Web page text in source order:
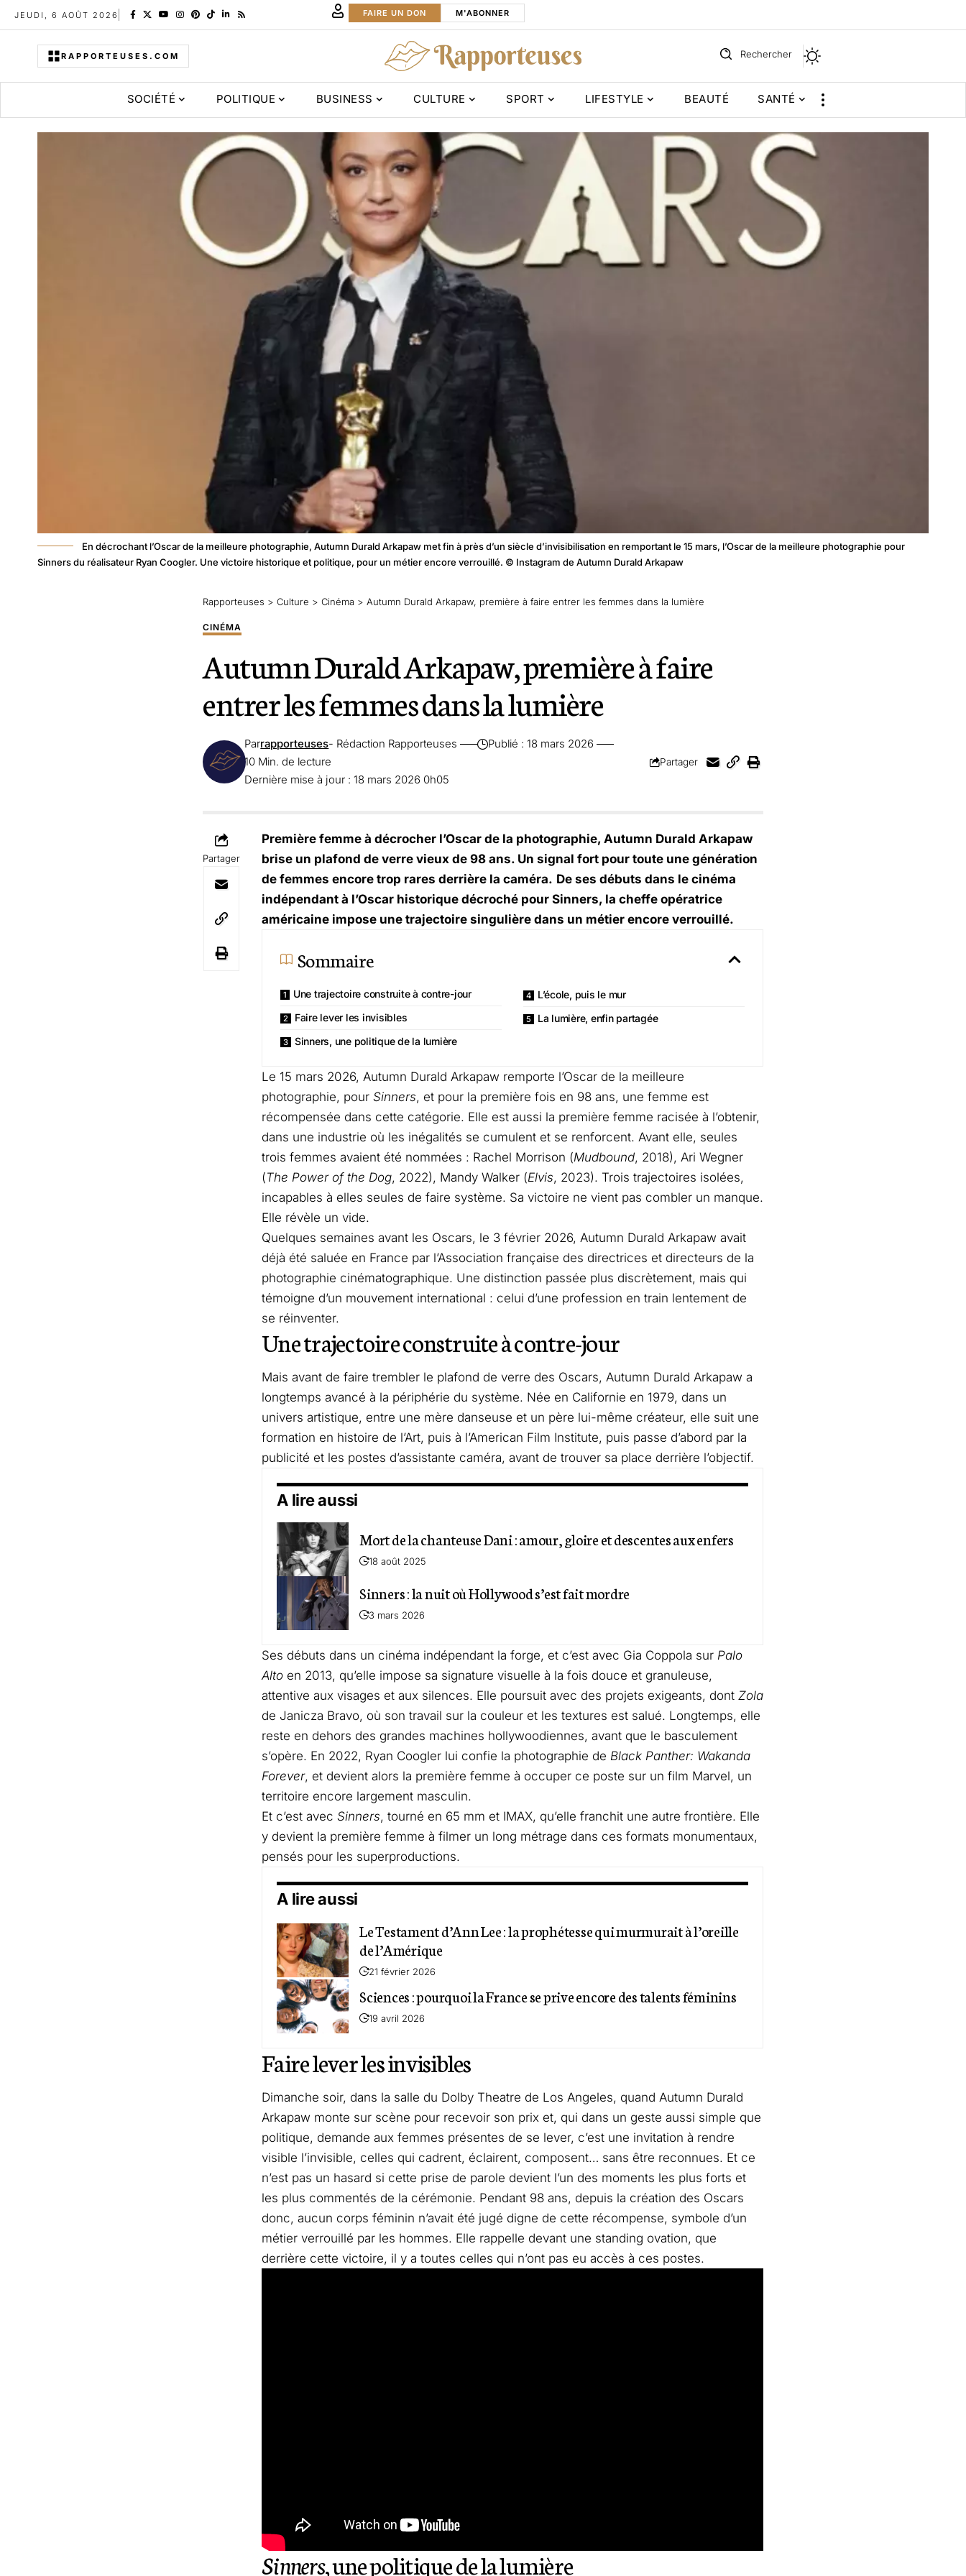
JEUDI, 6 AOÛT 2026 FAIRE UN DON M'ABONNER
RAPPORTEUSES.COM Rechercher
SOCIÉTÉ POLITIQUE BUSINESS CULTURE SPORT LIFESTYLE BEAUTÉ SANTÉ
En décrochant l’Oscar de la meilleure photographie, Autumn Durald Arkapaw met fin à près d’un siècle d’invisibilisation en remportant le 15 mars, l’Oscar de la meilleure photographie pour
Sinners du réalisateur Ryan Coogler. Une victoire historique et politique, pour un métier encore verrouillé. © Instagram de Autumn Durald Arkapaw
Rapporteuses > Culture > Cinéma > Autumn Durald Arkapaw, première à faire entrer les femmes dans la lumière
CINÉMA
Autumn Durald Arkapaw, première à faire
entrer les femmes dans la lumière
Dernière mise à jour : 18 mars 2026 0h05
Parrapporteuses- Rédaction Rapporteuses
Publié : 18 mars 2026
10 Min. de lecture
Partager
Partager
Première femme à décrocher l’Oscar de la photographie, Autumn Durald Arkapaw
brise un plafond de verre vieux de 98 ans. Un signal fort pour toute une génération
de femmes encore trop rares derrière la caméra. De ses débuts dans le cinéma
indépendant à l’Oscar historique décroché pour Sinners, la cheffe opératrice
américaine impose une trajectoire singulière dans un métier encore verrouillé.
Sommaire
Une trajectoire construite à contre-jour
Faire lever les invisibles
Sinners, une politique de la lumière
L’école, puis le mur
La lumière, enfin partagée
Le 15 mars 2026, Autumn Durald Arkapaw remporte l’Oscar de la meilleure
photographie, pour Sinners, et pour la première fois en 98 ans, une femme est
récompensée dans cette catégorie. Elle est aussi la première femme racisée à l’obtenir,
dans une industrie où les inégalités se cumulent et se renforcent. Avant elle, seules
trois femmes avaient été nommées : Rachel Morrison (Mudbound, 2018), Ari Wegner
(The Power of the Dog, 2022), Mandy Walker (Elvis, 2023). Trois trajectoires isolées,
incapables à elles seules de faire système. Sa victoire ne vient pas combler un manque.
Elle révèle un vide.
Quelques semaines avant les Oscars, le 3 février 2026, Autumn Durald Arkapaw avait
déjà été saluée en France par l’Association française des directrices et directeurs de la
photographie cinématographique. Une distinction passée plus discrètement, mais qui
témoigne d’un mouvement international : celui d’une profession en train lentement de
se réinventer.
Une trajectoire construite à contre-jour
Mais avant de faire trembler le plafond de verre des Oscars, Autumn Durald Arkapaw a
longtemps avancé à la périphérie du système. Née en Californie en 1979, dans un
univers artistique, entre une mère danseuse et un père lui-même créateur, elle suit une
formation en histoire de l’Art, puis à l’American Film Institute, puis passe d’abord par la
publicité et les postes d’assistante caméra, avant de trouver sa place derrière l’objectif.
A lire aussi
Mort de la chanteuse Dani : amour, gloire et descentes aux enfers
18 août 2025
Sinners : la nuit où Hollywood s’est fait mordre
3 mars 2026
Ses débuts dans un cinéma indépendant la forge, et c’est avec Gia Coppola sur Palo
Alto en 2013, qu’elle impose sa signature visuelle à la fois douce et granuleuse,
attentive aux visages et aux silences. Elle poursuit avec des projets exigeants, dont Zola
de Janicza Bravo, où son travail sur la couleur et les textures est salué. Longtemps, elle
reste en dehors des grandes machines hollywoodiennes, avant que le basculement
s’opère. En 2022, Ryan Coogler lui confie la photographie de Black Panther: Wakanda
Forever, et devient alors la première femme à occuper ce poste sur un film Marvel, un
territoire encore largement masculin.
Et c’est avec Sinners, tourné en 65 mm et IMAX, qu’elle franchit une autre frontière. Elle
y devient la première femme à filmer un long métrage dans ces formats monumentaux,
pensés pour les superproductions.
A lire aussi
Le Testament d’Ann Lee : la prophétesse qui murmurait à l’oreille
de l’Amérique
21 février 2026
Sciences : pourquoi la France se prive encore des talents féminins
19 avril 2026
Faire lever les invisibles
Dimanche soir, dans la salle du Dolby Theatre de Los Angeles, quand Autumn Durald
Arkapaw monte sur scène pour recevoir son prix et, qui dans un geste aussi simple que
politique, demande aux femmes présentes de se lever, c’est une invitation à rendre
visible l’invisible, celles qui cadrent, éclairent, composent… sans être reconnues. Et ce
n’est pas un hasard si cette prise de parole devient l’un des moments les plus forts et
les plus commentés de la cérémonie. Pendant 98 ans, depuis la création des Oscars
donc, aucun corps féminin n’avait été jugé digne de cette récompense, symbole d’un
métier verrouillé par les hommes. Elle rappelle devant une standing ovation, que
derrière cette victoire, il y a toutes celles qui n’ont pas eu accès à ces postes.
Sinners, une politique de la lumière